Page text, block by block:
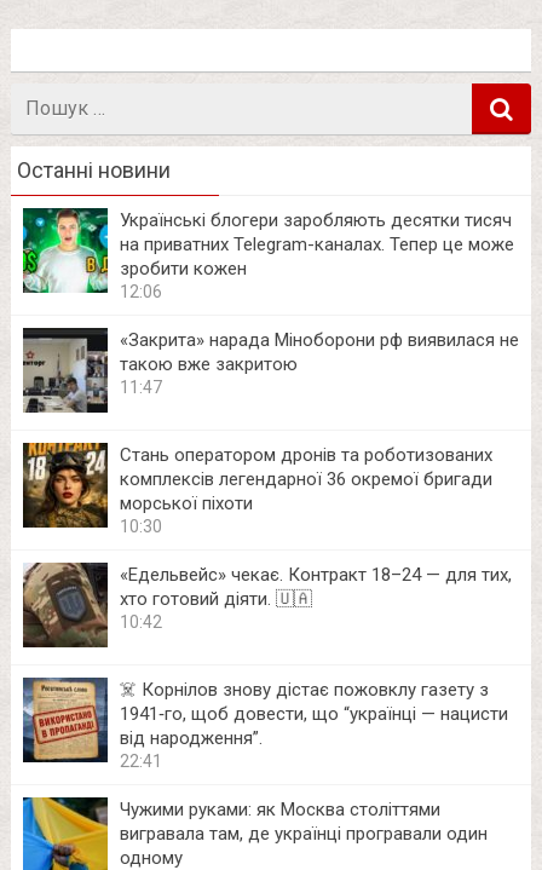
Останні новини
Українські блогери заробляють десятки тисяч
на приватних Telegram-каналах. Тепер це може
зробити кожен
12:06
«Закрита» нарада Міноборони рф виявилася не
такою вже закритою
11:47
Стань оператором дронів та роботизованих
комплексів легендарної 36 окремої бригади
морської піхоти
10:30
«Едельвейс» чекає. Контракт 18–24 — для тих,
хто готовий діяти. 🇺🇦
10:42
☠️ Корнілов знову дістає пожовклу газету з
1941‑го, щоб довести, що “українці — нацисти
від народження”.
22:41
Чужими руками: як Москва століттями
вигравала там, де українці програвали один
одному